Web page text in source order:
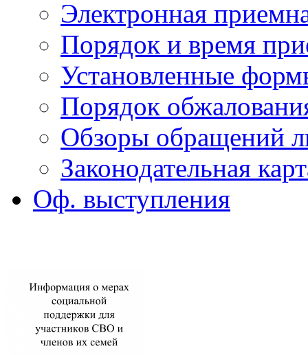
Электронная
Порядок и время
Установленные
Порядок
Обзоры обращений
Законодательная
Оф. выступления